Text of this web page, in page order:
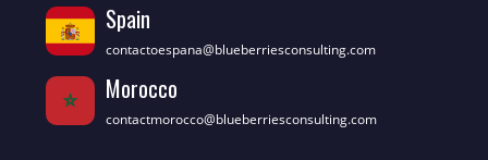
Spain
contactoespana@blueberriesconsulting.com
Morocco
contactmorocco@blueberriesconsulting.com